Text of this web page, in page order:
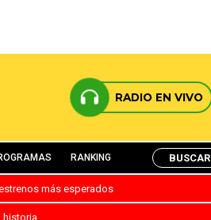
RADIO EN VIVO
RANKING BUSCAR
más esperados
historia